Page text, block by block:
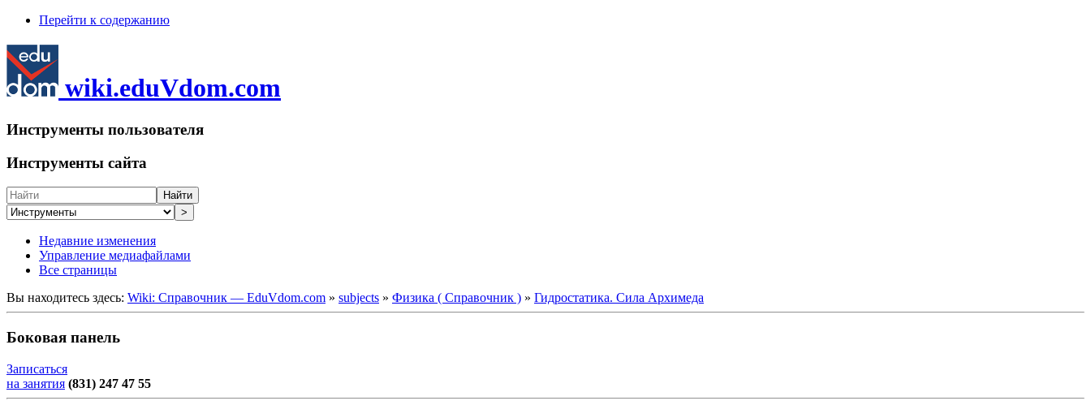
Перейти к содержанию
wiki.eduVdom.com
Инструменты пользователя
Инструменты сайта
Найти
>
Недавние изменения
Управление медиафайлами
Все страницы
Вы находитесь здесь: Wiki: Справочник — EduVdom.com » subjects » Физика ( Справочник ) » Гидростатика. Сила Архимеда
Боковая панель
Записаться
на занятия (831) 247 47 55